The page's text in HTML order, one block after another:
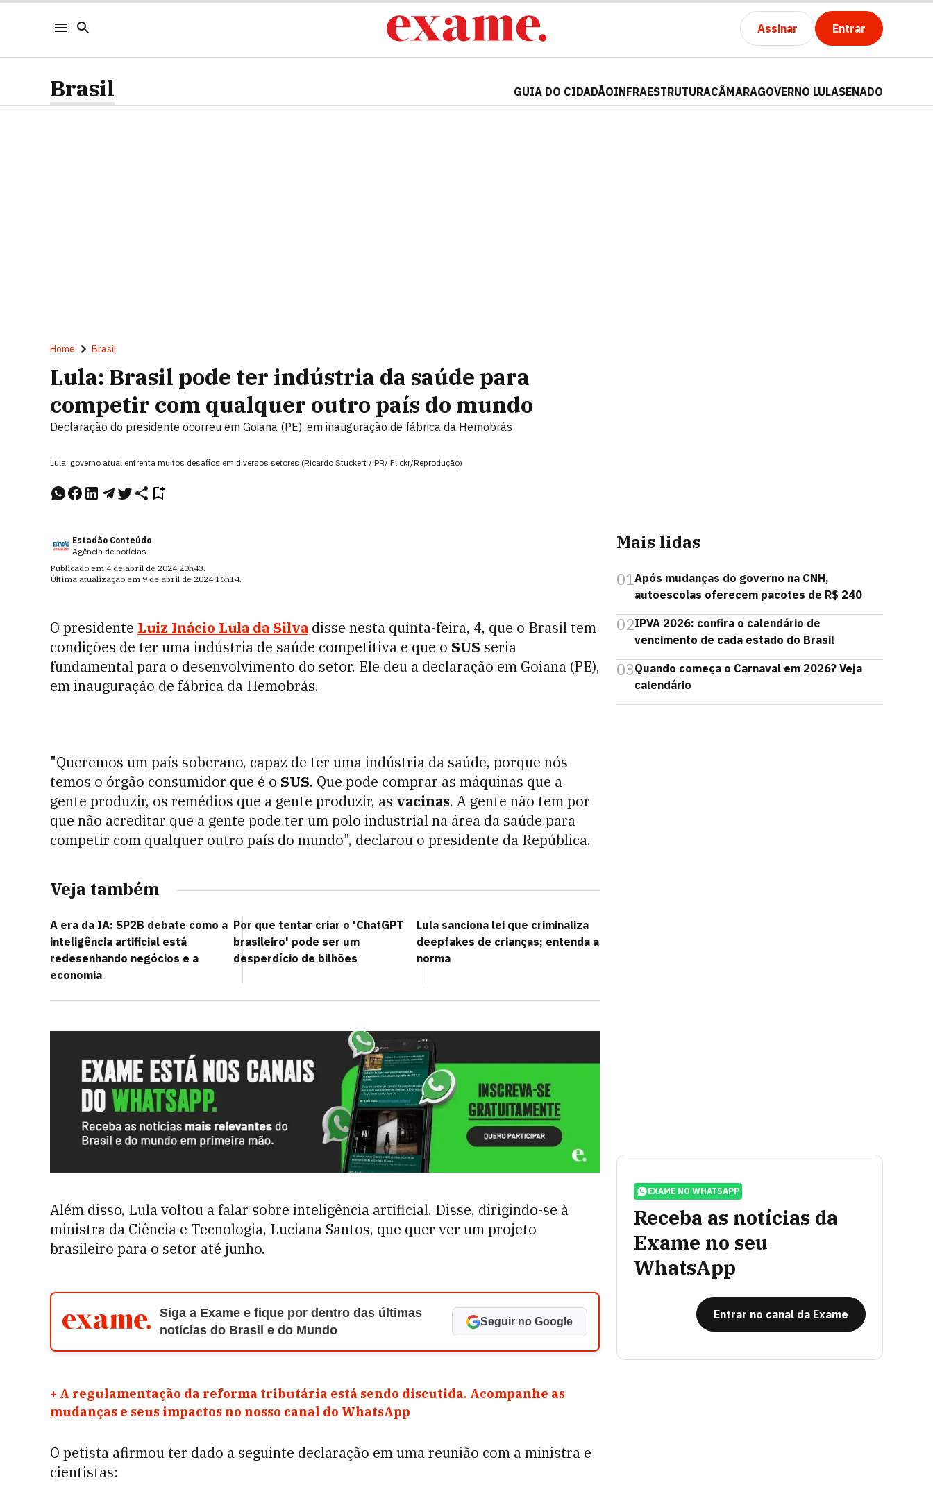
Assinar Entrar
Brasil GUIA DO CIDADÃOINFRAESTRUTURACÂMARAGOVERNO LULASENADO
Home Brasil
Lula: Brasil pode ter indústria da saúde para
competir com qualquer outro país do mundo
Declaração do presidente ocorreu em Goiana (PE), em inauguração de fábrica da Hemobrás
Lula: governo atual enfrenta muitos desafios em diversos setores (Ricardo Stuckert / PR/ Flickr/Reprodução)
Estadão Conteúdo
Agência de notícias
Publicado em 4 de abril de 2024 20h43.
Última atualização em 9 de abril de 2024 16h14.
O presidente Luiz Inácio Lula da Silva disse nesta quinta-feira, 4, que o Brasil tem
condições de ter uma indústria de saúde competitiva e que o SUS seria
fundamental para o desenvolvimento do setor. Ele deu a declaração em Goiana (PE),
em inauguração de fábrica da Hemobrás.
"Queremos um país soberano, capaz de ter uma indústria da saúde, porque nós
temos o órgão consumidor que é o SUS. Que pode comprar as máquinas que a
gente produzir, os remédios que a gente produzir, as vacinas. A gente não tem por
que não acreditar que a gente pode ter um polo industrial na área da saúde para
competir com qualquer outro país do mundo", declarou o presidente da República.
Veja também
A era da IA: SP2B debate como a
inteligência artificial está
redesenhando negócios e a
economia
Por que tentar criar o 'ChatGPT
brasileiro' pode ser um
desperdício de bilhões
Lula sanciona lei que criminaliza
deepfakes de crianças; entenda a
norma
Além disso, Lula voltou a falar sobre inteligência artificial. Disse, dirigindo-se à
ministra da Ciência e Tecnologia, Luciana Santos, que quer ver um projeto
brasileiro para o setor até junho.
Siga a Exame e fique por dentro das últimas
notícias do Brasil e do Mundo
Seguir no Google
+ A regulamentação da reforma tributária está sendo discutida. Acompanhe as
mudanças e seus impactos no nosso canal do WhatsApp
O petista afirmou ter dado a seguinte declaração em uma reunião com a ministra e
cientistas:
Mais lidas
01Após mudanças do governo na CNH,
autoescolas oferecem pacotes de R$ 240
02IPVA 2026: confira o calendário de
vencimento de cada estado do Brasil
03Quando começa o Carnaval em 2026? Veja
calendário
EXAME NO WHATSAPP
Receba as notícias da
Exame no seu
WhatsApp
Entrar no canal da Exame